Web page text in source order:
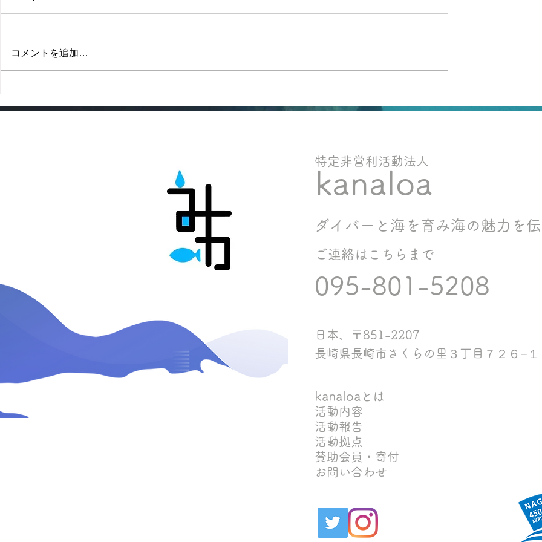
コメントを追加…
​特定非営利活動法人
kanaloa​
ダイバーと海を育み海の魅力を
ご連絡はこちらまで
095-801-5208
日本、〒851-2207
長崎県長崎市さくらの里３丁目７２６−１
kanaloa とは
活動内容
活動報告
​活動拠点
​賛助会員・寄付​
お問い合わせ